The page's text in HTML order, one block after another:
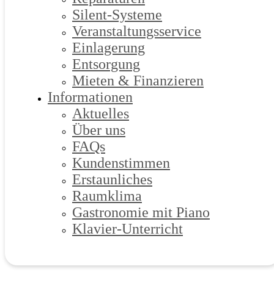
Silent-Systeme
Veranstaltungsservice
Einlagerung
Entsorgung
Mieten & Finanzieren
Informationen
Aktuelles
Über uns
FAQs
Kundenstimmen
Erstaunliches
Raumklima
Gastronomie mit Piano
Klavier-Unterricht